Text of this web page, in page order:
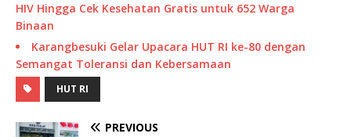
HIV Hingga Cek Kesehatan Gratis untuk 652 Warga
Binaan
Karangbesuki Gelar Upacara HUT RI ke-80 dengan
Semangat Toleransi dan Kebersamaan
HUT RI
PREVIOUS